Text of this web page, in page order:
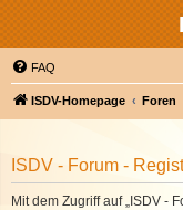
FAQ
ISDV-Homepage Foren
ISDV - Forum -
Mit dem Zugriff auf „ISDV -